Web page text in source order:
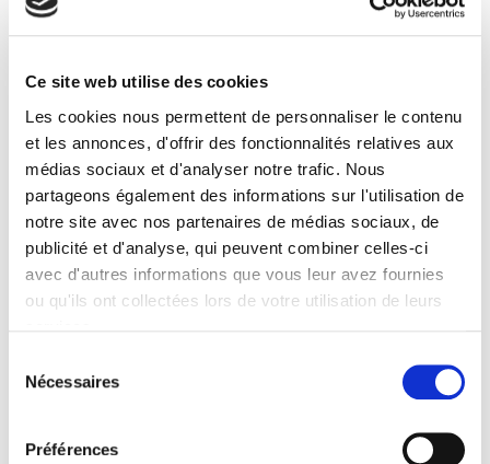
Ce site web utilise des cookies
Les cookies nous permettent de personnaliser le contenu
et les annonces, d'offrir des fonctionnalités relatives aux
médias sociaux et d'analyser notre trafic. Nous
partageons également des informations sur l'utilisation de
notre site avec nos partenaires de médias sociaux, de
publicité et d'analyse, qui peuvent combiner celles-ci
avec d'autres informations que vous leur avez fournies
ou qu'ils ont collectées lors de votre utilisation de leurs
Nécessaires
Préférences
Éditeur
Presses de Sciences Po
Auteur
Collection
Nouveaux Débats
Langue
français
Mots clés
Chine, Gouvernance,Japon,Leardership,Pays émergents
Catégorie (éditeur)
Internet Hierarchy
Gouvernance mondiale
Internet Hierarchy